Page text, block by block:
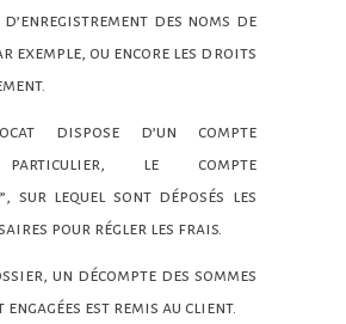
d’enregistrement des noms de
exemple, ou encore les droits
dispose d’un compte
particulier, le compte
sur lequel sont déposés les
pour régler les frais.
un décompte des sommes
engagées est remis au client.